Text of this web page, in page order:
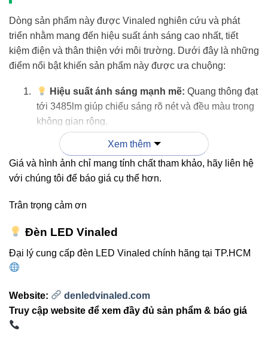
Dòng sản phẩm này được Vinaled nghiên cứu và phát
triển nhằm mang đến hiệu suất ánh sáng cao nhất, tiết
kiệm điện và thân thiện với môi trường. Dưới đây là những
điểm nổi bật khiến sản phẩm này được ưa chuộng:
Hiệu suất ánh sáng mạnh mẽ: Quang thông đạt
tới 3485lm giúp chiếu sáng rõ nét và đều màu trong
không gian rộng.
Thiết kế tinh tế, hiện đại:Dáng profile thanh
mảnh, sang trọng phù hợp cho kiến trúc văn phòng
và thương mại cao cấp.
chọn ánh sáng phù hợp cho từng mục đích – vàng
tiến giúp giảm tới 60% điện năng tiêu thụ so với đèn
Thân thiện môi trường:
không phát tia UV, bảo vệ sức khỏe và môi trường
Xem thêm
Giá và hình ảnh chỉ mang tính chất tham khảo, hãy liên hệ
với chúng tôi để báo giá cụ thể hơn.
Trân trọng cảm ơn
Đèn LED Vinaled
Đại lý cung cấp đèn LED Vinaled chính hãng tại TP.HCM
Website:
denledvinaled.com
Truy cập website để xem đầy đủ sản phẩm & báo giá